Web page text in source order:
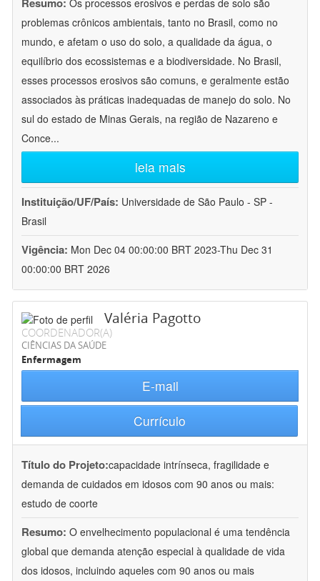
Os processos erosivos e perdas de solo são
problemas crônicos ambientais, tanto no Brasil, como no
mundo, e afetam o uso do solo, a qualidade da água, o
equilíbrio dos ecossistemas e a biodiversidade. No Brasil,
esses processos erosivos são comuns, e geralmente estão
associados às práticas inadequadas de manejo do solo. No
sul do estado de Minas Gerais, na região de Nazareno e
Conce...
leia mais
Instituição/UF/País: Universidade de São Paulo - SP -
Brasil
Vigência: Mon Dec 04 00:00:00 BRT 2023-Thu Dec 31
00:00:00 BRT 2026
Valéria Pagotto
COORDENADOR(A)
CIÊNCIAS DA SAÚDE
Enfermagem
E-mail
Currículo
Título do Projeto:capacidade intrínseca, fragilidade e
demanda de cuidados em idosos com 90 anos ou mais:
estudo de coorte
Resumo: O envelhecimento populacional é uma tendência
global que demanda atenção especial à qualidade de vida
dos idosos, incluindo aqueles com 90 anos ou mais